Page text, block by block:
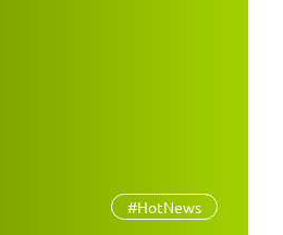
#HotNews